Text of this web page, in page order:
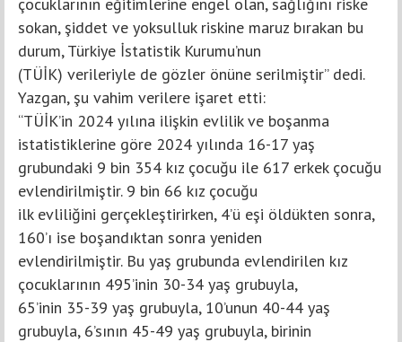
sokan, şiddet ve yoksulluk riskine maruz bırakan bu
durum, Türkiye İstatistik Kurumu’nun
(TÜİK) verileriyle de gözler önüne serilmiştir” dedi.
Yazgan, şu vahim verilere işaret etti:
“TÜİK’in 2024 yılına ilişkin evlilik ve boşanma
istatistiklerine göre 2024 yılında 16-17 yaş
grubundaki 9 bin 354 kız çocuğu ile 617 erkek çocuğu
evlendirilmiştir. 9 bin 66 kız çocuğu
ilk evliliğini gerçekleştirirken, 4’ü eşi öldükten sonra,
160’ı ise boşandıktan sonra yeniden
evlendirilmiştir. Bu yaş grubunda evlendirilen kız
çocuklarının 495’inin 30-34 yaş grubuyla,
65’inin 35-39 yaş grubuyla, 10’unun 40-44 yaş
grubuyla, 6’sının 45-49 yaş grubuyla, birinin